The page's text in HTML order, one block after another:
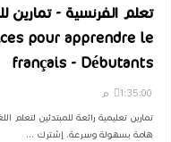
تعلم الفرنسية - تمارين
pour apprendre le
français - Débutants
1:35:00 م
تمارين تعليمية رائعة للمبتدئين لتعلم
هامة بسهولة وسرعة. إشترك …